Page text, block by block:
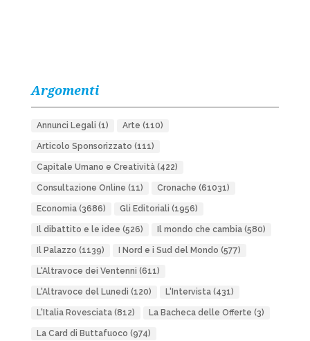
Argomenti
Annunci Legali (1) Arte (110)
Articolo Sponsorizzato (111)
Capitale Umano e Creatività(422)
Consultazione Online (11) Cronache (61031)
Economia(3686) Gli Editoriali (1956)
Il dibattito e le idee (526) Il mondo che cambia(580)
Il Palazzo (1139) I Nord e i Sud del Mondo (577)
L'Altravoce dei Ventenni (611)
L'Altravoce del Lunedì (120) L'Intervista(431)
L'Italia Rovesciata(812) La Bacheca delle Offerte (3)
La Card di Buttafuoco (974)